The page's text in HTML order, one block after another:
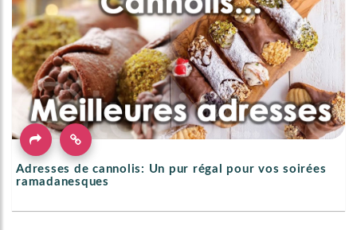
Adresses de cannolis: Un pur régal pour vos soirées
ramadanesques